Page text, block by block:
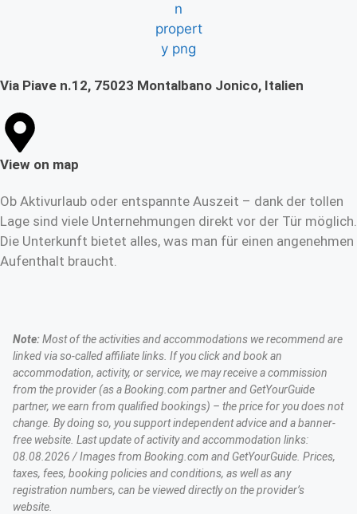
Via Piave n.12, 75023 Montalbano Jonico, Italien
View on map
Ob Aktivurlaub oder entspannte Auszeit – dank der tollen
Lage sind viele Unternehmungen direkt vor der Tür möglich.
Die Unterkunft bietet alles, was man für einen angenehmen
Aufenthalt braucht.
Note:Most of the activities and accommodations we recommend are
linked via so-called affiliate links. If you click and book an
accommodation, activity, or service, we may receive a commission
from the provider (as a Booking.com partner and GetYourGuide
partner, we earn from qualified bookings) – the price for you does not
change. By doing so, you support independent advice and a banner-
free website. Last update of activity and accommodation links:
08.08.2026 / Images from Booking.com and GetYourGuide. Prices,
taxes, fees, booking policies and conditions, as well as any
registration numbers, can be viewed directly on the provider’s
website.